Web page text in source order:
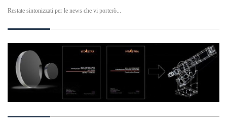
Restate sintonizzati per le news che vi porterò...